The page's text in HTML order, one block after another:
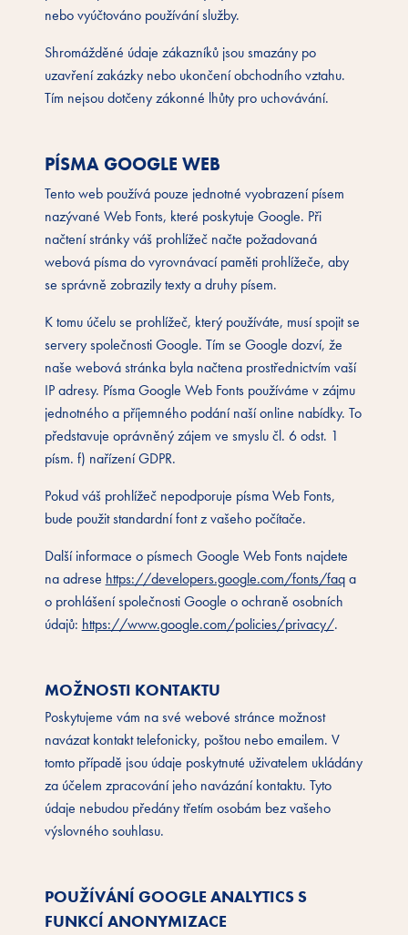
nebo vyúčtováno používání služby.
Shromážděné údaje zákazníků jsou smazány po
uzavření zakázky nebo ukončení obchodního vztahu.
Tím nejsou dotčeny zákonné lhůty pro uchovávání.
PÍSMA GOOGLE WEB
Tento web používá pouze jednotné vyobrazení písem
nazývané Web Fonts, které poskytuje Google. Při
načtení stránky váš prohlížeč načte požadovaná
webová písma do vyrovnávací paměti prohlížeče, aby
se správně zobrazily texty a druhy písem.
K tomu účelu se prohlížeč, který používáte, musí spojit se
servery společnosti Google. Tím se Google dozví, že
naše webová stránka byla načtena prostřednictvím vaší
IP adresy. Písma Google Web Fonts používáme v zájmu
jednotného a příjemného podání naší online nabídky. To
představuje oprávněný zájem ve smyslu čl. 6 odst. 1
písm. f) nařízení GDPR.
Pokud váš prohlížeč nepodporuje písma Web Fonts,
bude použit standardní font z vašeho počítače.
Další informace o písmech Google Web Fonts najdete
na adrese https://developers.google.com/fonts/faqa
o prohlášení společnosti Google o ochraně osobních
údajů: https://www.google.com/policies/privacy/.
MOŽNOSTI KONTAKTU
Poskytujeme vám na své webové stránce možnost
navázat kontakt telefonicky, poštou nebo emailem. V
tomto případě jsou údaje poskytnuté uživatelem ukládány
za účelem zpracování jeho navázání kontaktu. Tyto
údaje nebudou předány třetím osobám bez vašeho
výslovného souhlasu.
POUŽÍVÁNÍ GOOGLE ANALYTICS S
FUNKCÍ ANONYMIZACE